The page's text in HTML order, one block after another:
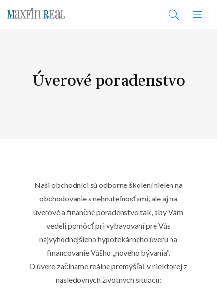
Úverové poradenstvo
Naši obchodníci sú odborne školení nielen na
obchodovanie s nehnuteľnosťami, ale aj na
úverové a finančné poradenstvo tak, aby Vám
vedeli pomôcť pri vybavovaní pre Vás
najvýhodnejšieho hypotekárneho úveru na
financovanie Vášho „nového bývania“.
O úvere začíname reálne premýšľať v niektorej z
nasledovných životných situácií: